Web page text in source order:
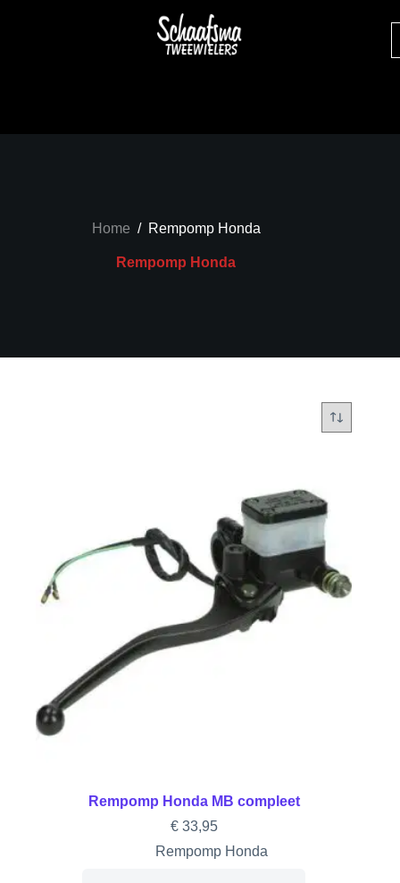
Home / Rempomp Honda
Rempomp Honda
Rempomp Honda MB compleet
€33,95
Rempomp Honda